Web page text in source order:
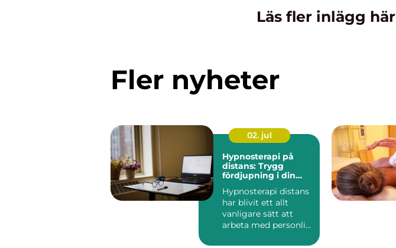
Läs fler inlägg här
Fler nyheter
02. jul
Hypnosterapi på
distans: Trygg
fördjupning i din
Hypnosterapi distans
har blivit ett allt
vanligare sätt att
arbeta med personlig